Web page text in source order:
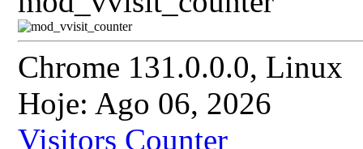
Chrome 131.0.0.0, Linux
Hoje: Ago 06, 2026
Visitors Counter